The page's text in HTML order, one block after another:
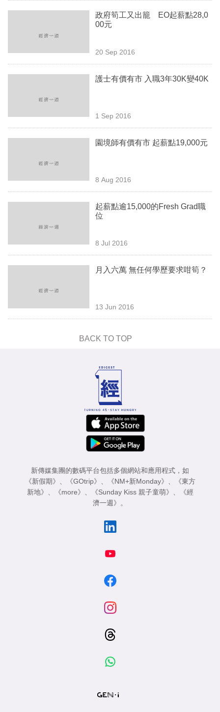
欄
區
政府筍工又出籠 EO起薪點28,0
00元
20 Sep 2016
護士有價有市 入職3年30K變40K
1 Sep 2016
園境師有價有市 起薪點19,000元
8 Aug 2016
起薪點逾15,000的Fresh Grad職
位
8 Jul 2016
月入六萬 無任何學歷要求咁筍？
13 Jun 2016
BACK TO TOP
新傳媒集團的數碼平台包括多個網站和應用程式，如
《新假期》 、 《GOtrip》 、 《NM+新Monday》 、
《東方
新地》 、 《more》 、 《Sunday Kiss 親子童萌》 、
《經
濟一週》 。